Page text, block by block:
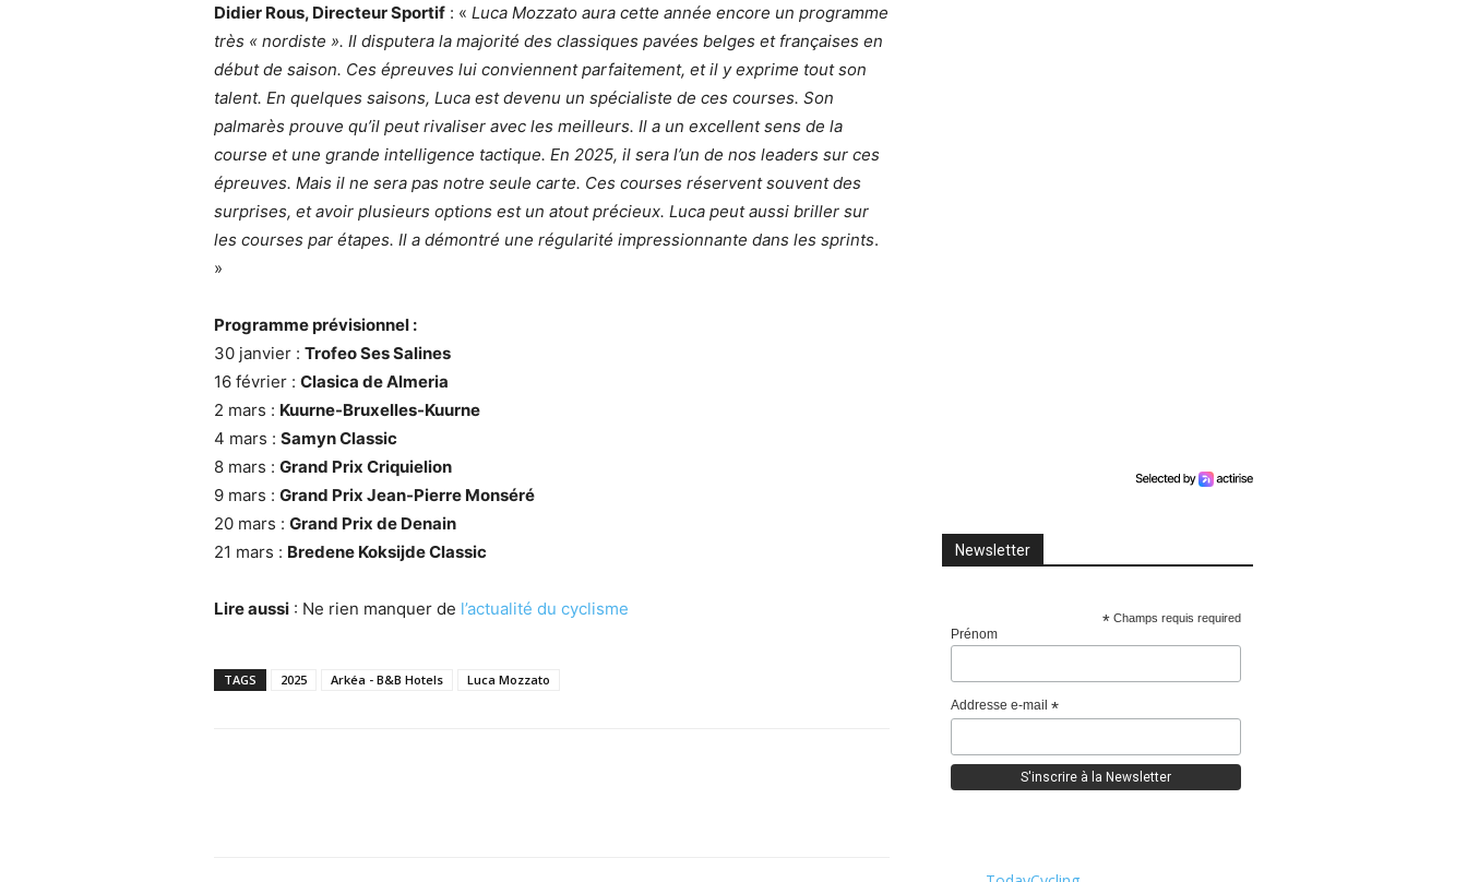
Didier Rous, Directeur Sportif : « Luca Mozzato aura cette année encore un programme
très « nordiste ». Il disputera la majorité des classiques pavées belges et françaises en
début de saison. Ces épreuves lui conviennent parfaitement, et il y exprime tout son
talent. En quelques saisons, Luca est devenu un spécialiste de ces courses. Son
palmarès prouve qu’il peut rivaliser avec les meilleurs. Il a un excellent sens de la
course et une grande intelligence tactique. En 2025, il sera l’un de nos leaders sur ces
épreuves. Mais il ne sera pas notre seule carte. Ces courses réservent souvent des
surprises, et avoir plusieurs options est un atout précieux. Luca peut aussi briller sur
les courses par étapes. Il a démontré une régularité impressionnante dans les sprints.
»
Programme prévisionnel :
30 janvier : Trofeo Ses Salines
16 février : Clasica de Almeria
2 mars : Kuurne-Bruxelles-Kuurne
4 mars : Samyn Classic
8 mars : Grand Prix Criquielion
9 mars : Grand Prix Jean-Pierre Monséré
20 mars : Grand Prix de Denain
21 mars : Bredene Koksijde Classic
Lire aussi : Ne rien manquer de l’actualité du cyclisme
TAGS 2025 Arkéa - B&B Hotels Luca Mozzato
Newsletter
*Champs requis required
Prénom
Addresse e-mail*